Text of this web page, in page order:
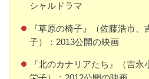
シャルドラマ
『草原の椅子』（佐藤浩市
子）：2013公開の映画
『北のカナリアたち』（吉